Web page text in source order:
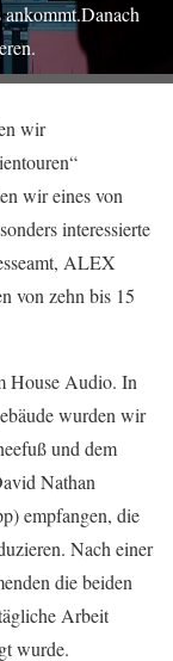
wir
wir eines von
interessierte
ALEX
von zehn bis 15
House Audio. In
wurden wir
und dem
Nathan
empfangen, die
Nach einer
die beiden
Arbeit
wurde.